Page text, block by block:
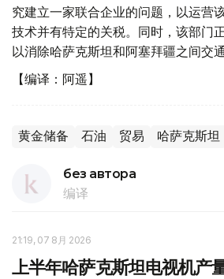
究建立一家联合企业的问题，以运营
技术并有特定的关税。同时，该部门
以消除哈萨克斯坦和阿塞拜疆之间交
【编译：阿遥】
黄金储备 石油 贸易 哈萨克斯坦
без автора
编译
21:19, 07 8月 2026
上半年哈萨克斯坦电视机产